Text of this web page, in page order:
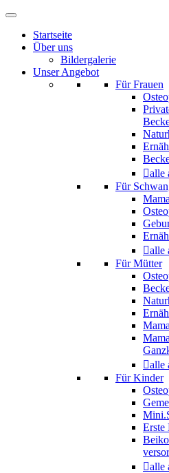
Startseite
Über uns
Bildergalerie
Unser Angebot
Für Frauen
alle
Für
alle
Für Mütter
alle
Für Kinder
Erste
alle